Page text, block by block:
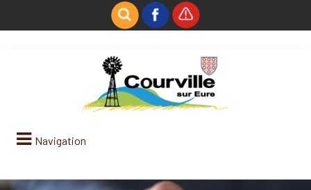
Navigation